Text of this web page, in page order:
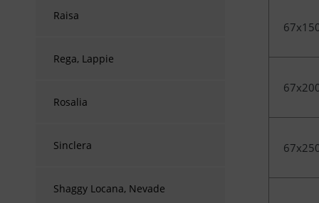
Raisa
Rega, Lappie
Rosalia
Sinclera
Shaggy Locana, Nevade